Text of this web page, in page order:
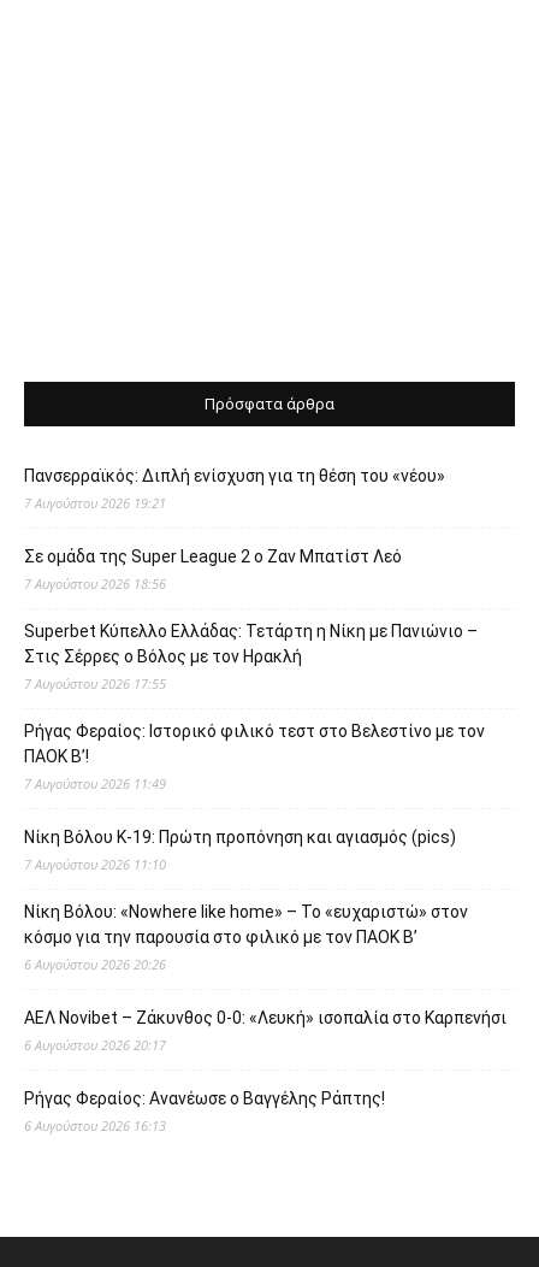
Πρόσφατα άρθρα
Πανσερραϊκός: Διπλή ενίσχυση για τη θέση του «νέου»
7 Αυγούστου 2026 19:21
Σε ομάδα της Super League 2 o Ζαν Μπατίστ Λεό
7 Αυγούστου 2026 18:56
Superbet Κύπελλο Ελλάδας: Τετάρτη η Νίκη με Πανιώνιο –
Στις Σέρρες ο Βόλος με τον Ηρακλή
7 Αυγούστου 2026 17:55
Ρήγας Φεραίος: Ιστορικό φιλικό τεστ στο Βελεστίνο με τον
ΠΑΟΚ Β’!
7 Αυγούστου 2026 11:49
Νίκη Βόλου Κ-19: Πρώτη προπόνηση και αγιασμός (pics)
7 Αυγούστου 2026 11:10
Νίκη Βόλου: «Nowhere like home» – Το «ευχαριστώ» στον
κόσμο για την παρουσία στο φιλικό με τον ΠΑΟΚ Β’
6 Αυγούστου 2026 20:26
ΑΕΛ Novibet – Ζάκυνθος 0-0: «Λευκή» ισοπαλία στο Καρπενήσι
6 Αυγούστου 2026 20:17
Ρήγας Φεραίος: Ανανέωσε ο Βαγγέλης Ράπτης!
6 Αυγούστου 2026 16:13